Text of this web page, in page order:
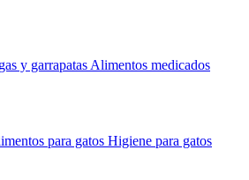
y garrapatas Alimentos medicados
para gatos Higiene para gatos